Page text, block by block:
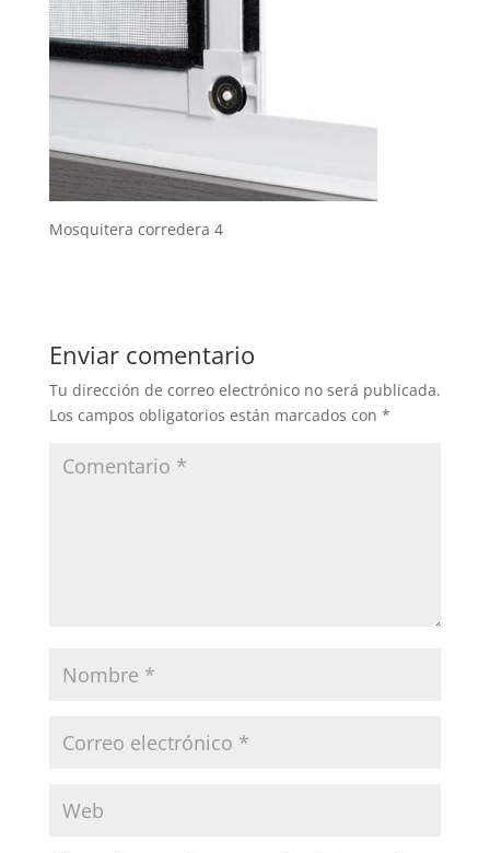
Mosquitera corredera 4
Enviar comentario
Tu dirección de correo electrónico no será publicada.
Los campos obligatorios están marcados con *